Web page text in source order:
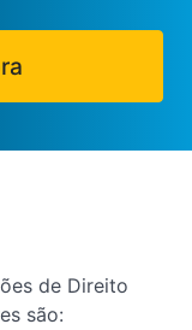
de Direito
são: